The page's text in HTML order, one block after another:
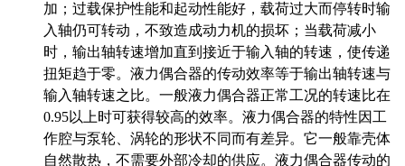
加；过载保护性能和起动性能好，载荷过大而停转时输
入轴仍可转动，不致造成动力机的损坏；当载荷减小
时，输出轴转速增加直到接近于输入轴的转速，使传递
扭矩趋于零。液力偶合器的传动效率等于输出轴转速与
输入轴转速之比。一般液力偶合器正常工况的转速比在
0.95以上时可获得较高的效率。液力偶合器的特性因工
作腔与泵轮、涡轮的形状不同而有差异。它一般靠壳体
自然散热，不需要外部冷却的供应。液力偶合器传动的